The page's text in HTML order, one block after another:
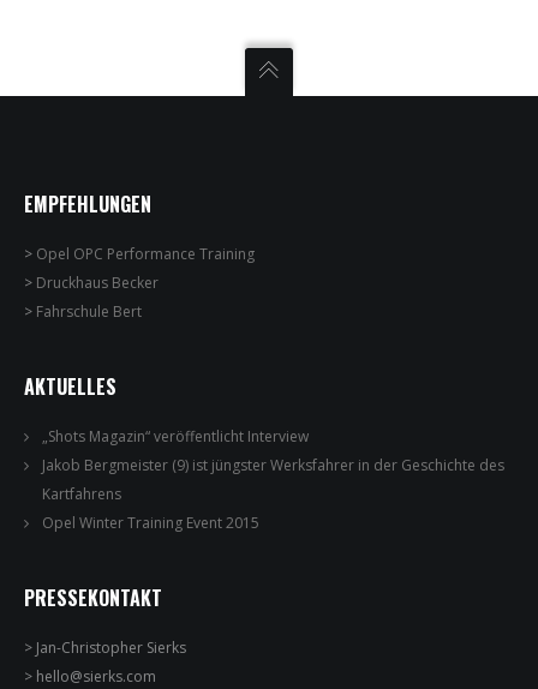
EMPFEHLUNGEN
> Opel OPC Performance Training
> Druckhaus Becker
> Fahrschule Bert
AKTUELLES
„Shots Magazin“ veröffentlicht Interview
Jakob Bergmeister (9) ist jüngster Werksfahrer in der Geschichte des
Kartfahrens
Opel Winter Training Event 2015
PRESSEKONTAKT
> Jan-Christopher Sierks
> hello@sierks.com